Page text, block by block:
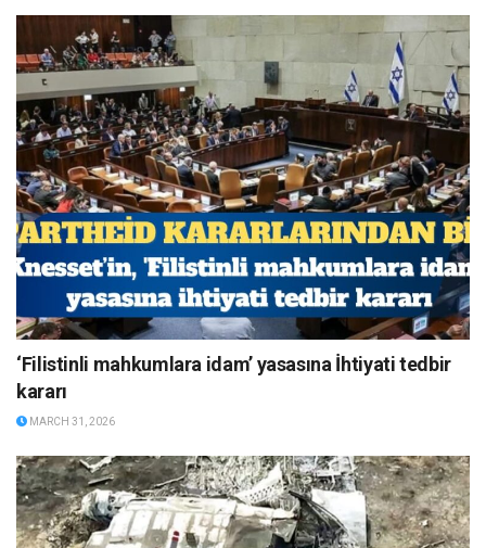
‘Filistinli mahkumlara idam’ yasasına İhtiyati tedbir
kararı
MARCH 31, 2026